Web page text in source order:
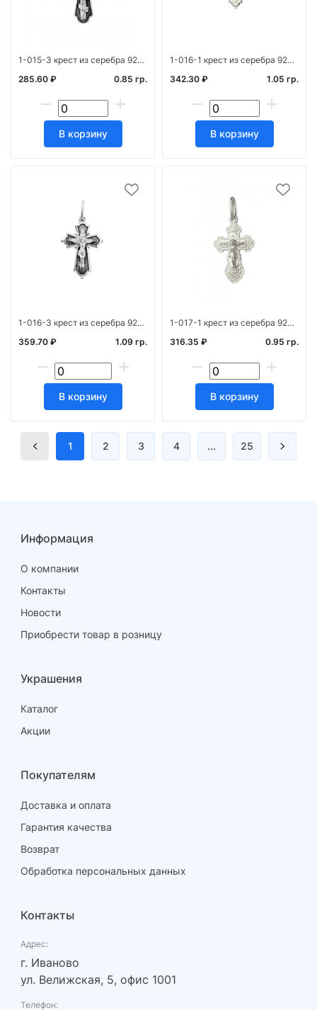
1-015-3 крест из серебра 925* с частичным чернен
285.60 ₽
0.85 гр.
В корзину
1-016-1 крест из серебра 925* штамп белый
342.30 ₽
1.05 гр.
В корзину
1-016-3 крест из серебра 925* с частичным чернен
359.70 ₽
1.09 гр.
В корзину
1-017-1 крест из серебра 925* штамп белый
316.35 ₽
0.95 гр.
В корзину
1 2 3 4 ... 25
Информация
О компании
Контакты
Новости
Приобрести товар в розницу
Украшения
Каталог
Акции
Покупателям
Доставка и оплата
Гарантия качества
Возврат
Обработка персональных данных
Контакты
Адрес:
г. Иваново
ул. Велижская, 5, офис 1001
Телефон: